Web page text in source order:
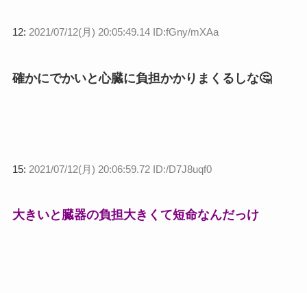
12: 2021/07/12(月) 20:05:49.14 ID:fGny/mXAa
確かにでかいと心臓に負担かかりまくるしな🤔
15: 2021/07/12(月) 20:06:59.72 ID:/D7J8uqf0
大きいと臓器の負担大きくて短命なんだっけ